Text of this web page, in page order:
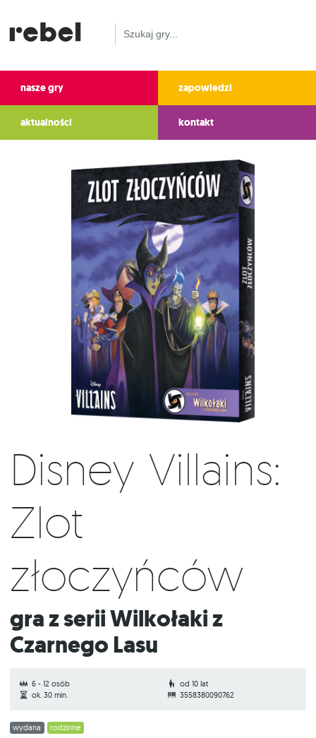
nasze gry zapowiedzi
aktualności kontakt
Disney Villains:
Zlot
złoczyńców
Gra z serii Wilkołaki z
Czarnego Lasu
6 - 12 osób
od 10 lat
ok. 30 min.
3558380090762
wydana rodzinne